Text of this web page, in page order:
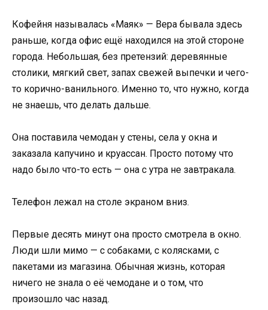
Кофейня называлась «Маяк» — Вера бывала здесь
раньше, когда офис ещё находился на этой стороне
города. Небольшая, без претензий: деревянные
столики, мягкий свет, запах свежей выпечки и чего-
то корично-ванильного. Именно то, что нужно, когда
не знаешь, что делать дальше.
Она поставила чемодан у стены, села у окна и
заказала капучино и круассан. Просто потому что
надо было что-то есть — она с утра не завтракала.
Телефон лежал на столе экраном вниз.
Первые десять минут она просто смотрела в окно.
Люди шли мимо — с собаками, с колясками, с
пакетами из магазина. Обычная жизнь, которая
ничего не знала о её чемодане и о том, что
произошло час назад.